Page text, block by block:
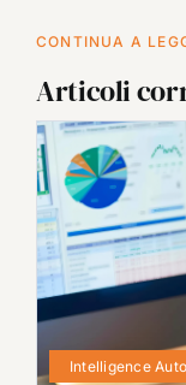
CONTINUA A
Articoli
Intelligence